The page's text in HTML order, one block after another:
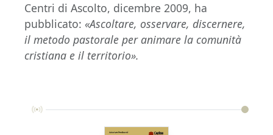
Centri di Ascolto, dicembre 2009, ha
pubblicato: «Ascoltare, osservare, discernere,
il metodo pastorale per animare la comunità
cristiana e il territorio».